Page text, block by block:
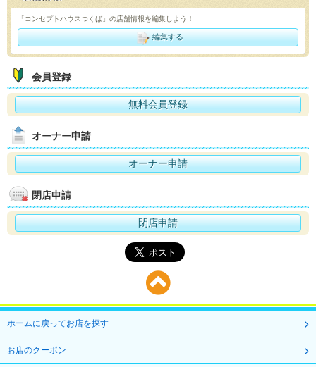
「コンセプトハウスつくば」の店舗情報を編集しよう！
編集する
会員登録
無料会員登録
オーナー申請
オーナー申請
閉店申請
閉店申請
ホームに戻ってお店を探す
お店のクーポン